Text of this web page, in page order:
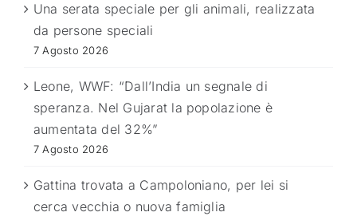
Una serata speciale per gli animali, realizzata
da persone speciali
7 Agosto 2026
Leone, WWF: “Dall’India un segnale di
speranza. Nel Gujarat la popolazione è
aumentata del 32%”
7 Agosto 2026
Gattina trovata a Campoloniano, per lei si
cerca vecchia o nuova famiglia